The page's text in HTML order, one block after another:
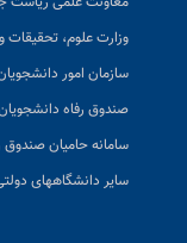
وزارت علوم، تحقیقات
سازمان امور
صندوق رفاه
سامانه حامیان صندوق
سایر دانشگاههای